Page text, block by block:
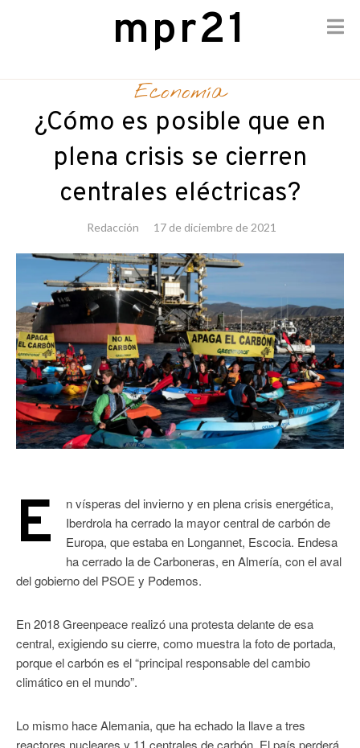
mpr21
Economía
¿Cómo es posible que en
plena crisis se cierren
centrales eléctricas?
Redacción 17 de diciembre de 2021
E
n vísperas del invierno y en plena crisis energética,
Iberdrola ha cerrado la mayor central de carbón de
Europa, que estaba en Longannet, Escocia. Endesa
ha cerrado la de Carboneras, en Almería, con el aval
del gobierno del PSOE y Podemos.
En 2018 Greenpeace realizó una protesta delante de esa
central, exigiendo su cierre, como muestra la foto de portada,
porque el carbón es el “principal responsable del cambio
climático en el mundo”.
Lo mismo hace Alemania, que ha echado la llave a tres
reactores nucleares y 11 centrales de carbón. El país perderá